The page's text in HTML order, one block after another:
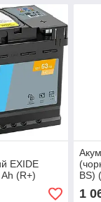
EXIDE
(R+)
ВS)
1